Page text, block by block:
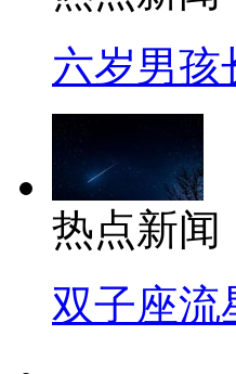
六岁男孩
热点新闻
双子座流